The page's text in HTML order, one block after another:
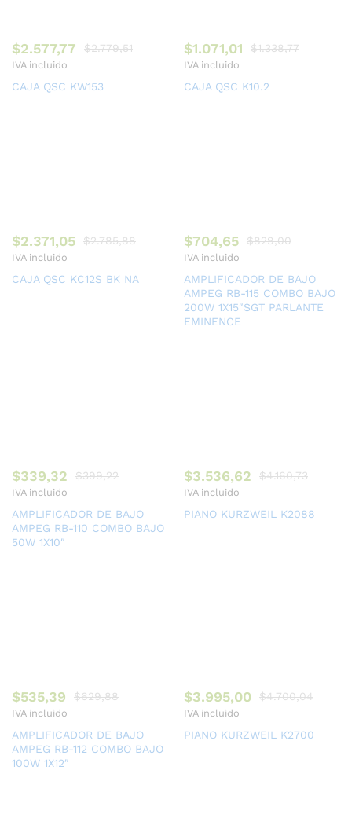
$2.577,77 $2.779,51
IVA incluido
CAJA QSC KW153
$1.071,01 $1.338,77
IVA incluido
CAJA QSC K10.2
$2.371,05 $2.785,88
IVA incluido
CAJA QSC KC12S BK NA
$704,65 $829,00
IVA incluido
AMPLIFICADOR DE BAJO
AMPEG RB-115 COMBO BAJO
200W 1X15″SGT PARLANTE
EMINENCE
$339,32 $399,22
IVA incluido
AMPLIFICADOR DE BAJO
AMPEG RB-110 COMBO BAJO
50W 1X10″
$3.536,62 $4.160,73
IVA incluido
PIANO KURZWEIL K2088
$535,39 $629,88
IVA incluido
AMPLIFICADOR DE BAJO
AMPEG RB-112 COMBO BAJO
100W 1X12″
$3.995,00 $4.700,04
IVA incluido
PIANO KURZWEIL K2700